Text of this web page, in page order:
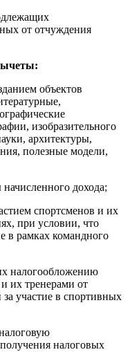
от отчуждения
объектов
изобразительного
архитектуры,
полезные модели,
дохода;
спортсменов и их
при условии, что
в рамках командного
налогообложению
их тренерами от
участие в спортивных
налоговых